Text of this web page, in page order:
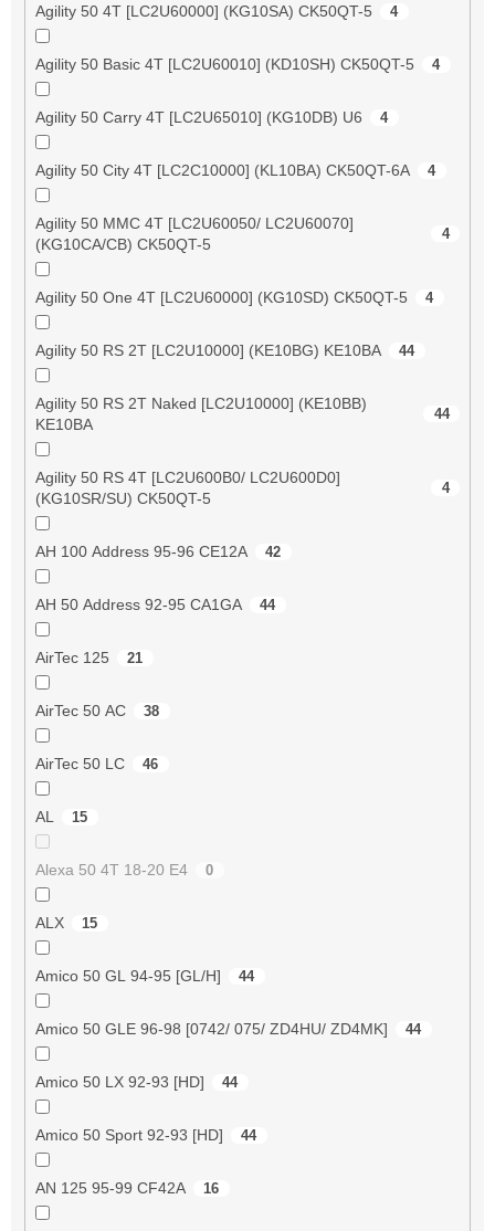
Agility 50 4T [LC2U60000] (KG10SA) CK50QT-5 4
Agility 50 Basic 4T [LC2U60010] (KD10SH) CK50QT-5 4
Agility 50 Carry 4T [LC2U65010] (KG10DB) U6 4
Agility 50 City 4T [LC2C10000] (KL10BA) CK50QT-6A 4
Agility 50 MMC 4T [LC2U60050/ LC2U60070]
(KG10CA/CB) CK50QT-5
4
Agility 50 One 4T [LC2U60000] (KG10SD) CK50QT-5 4
Agility 50 RS 2T [LC2U10000] (KE10BG) KE10BA 44
Agility 50 RS 2T Naked [LC2U10000] (KE10BB)
KE10BA
44
Agility 50 RS 4T [LC2U600B0/ LC2U600D0]
(KG10SR/SU) CK50QT-5
4
AH 100 Address 95-96 CE12A 42
AH 50 Address 92-95 CA1GA 44
AirTec 125 21
AirTec 50 AC 38
AirTec 50 LC 46
AL 15
Alexa 50 4T 18-20 E4 0
ALX 15
Amico 50 GL 94-95 [GL/H] 44
Amico 50 GLE 96-98 [0742/ 075/ ZD4HU/ ZD4MK] 44
Amico 50 LX 92-93 [HD] 44
Amico 50 Sport 92-93 [HD] 44
AN 125 95-99 CF42A 16